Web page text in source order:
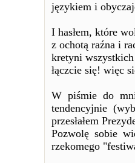
językiem i
I hasłem, które
z ochotą raźna i
kretyni
łączcie się! więc
W piśmie do
tendencyjnie
przesłałem
Pozwolę sobie
rzekomego